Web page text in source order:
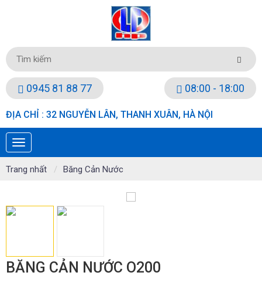
0945 81 88 77 08:00 - 18:00
ĐỊA CHỈ : 32 NGUYỄN LÂN, THANH XUÂN, HÀ NỘI
Trang nhất Băng Cản Nước
BĂNG CẢN NƯỚC O200